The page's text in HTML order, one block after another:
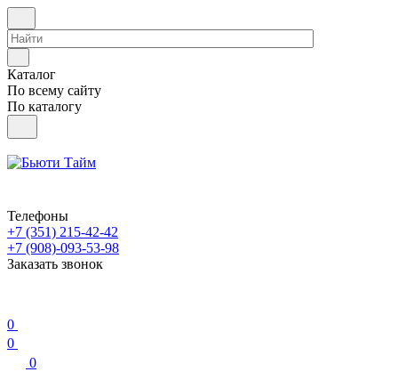
Каталог
По всему сайту
По каталогу
Телефоны
+7 (351) 215-42-42
+7 (908)-093-53-98
Заказать звонок
0
0
0